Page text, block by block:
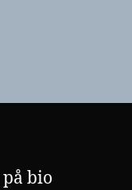
bio